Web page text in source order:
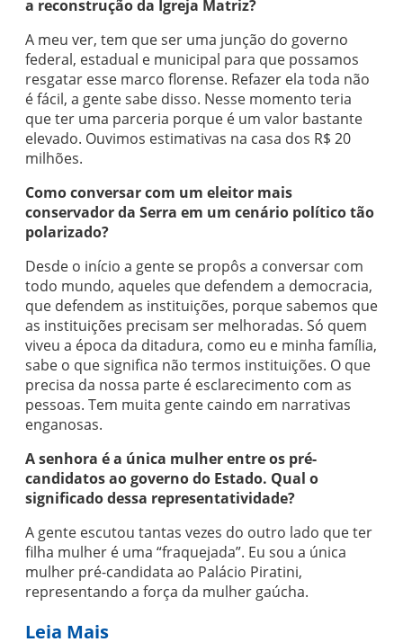
a reconstrução da Igreja Matriz?
A meu ver, tem que ser uma junção do governo
federal, estadual e municipal para que possamos
resgatar esse marco florense. Refazer ela toda não
é fácil, a gente sabe disso. Nesse momento teria
que ter uma parceria porque é um valor bastante
elevado. Ouvimos estimativas na casa dos R$ 20
milhões.
Como conversar com um eleitor mais
conservador da Serra em um cenário político tão
polarizado?
Desde o início a gente se propôs a conversar com
todo mundo, aqueles que defendem a democracia,
que defendem as instituições, porque sabemos que
as instituições precisam ser melhoradas. Só quem
viveu a época da ditadura, como eu e minha família,
sabe o que significa não termos instituições. O que
precisa da nossa parte é esclarecimento com as
pessoas. Tem muita gente caindo em narrativas
enganosas.
A senhora é a única mulher entre os pré-
candidatos ao governo do Estado. Qual o
significado dessa representatividade?
A gente escutou tantas vezes do outro lado que ter
filha mulher é uma “fraquejada”. Eu sou a única
mulher pré-candidata ao Palácio Piratini,
representando a força da mulher gaúcha.
Leia Mais